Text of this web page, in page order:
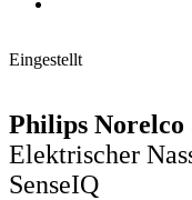
Eingestellt
Philips Norelco
Elektrischer
SenseIQ